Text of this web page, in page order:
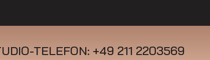
TELEFON: +49 211 2203569